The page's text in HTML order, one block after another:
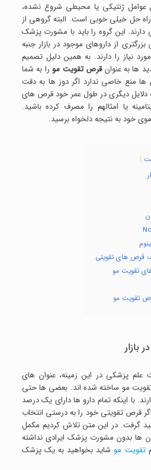
عوامل ژنتیکی یا محیطی شروع نشده،
حل خیلی خوبی است. البته گروهی از
دارند. این گروه را باید با مشورت پزشک
از داروهای موجود در بازار جنبه
نیاز را دارند. به همین دلیل تصمیم
ها به عنوانقرص تقویت مورا به شما
منع خاصی ندارد اگر دوز ها به دقت
دلایل دیگری در طول عمر خود قرص های
یا امثالهم را مصرف کرده باشید.
خود به نتیجه دلخواه برسید.
قرص های تقویتی
تقویت مو
تقویت مو
بازار
علم پزشکی در این زمینه، عنوان های
مو ساخته شده اند. بعضی ها حتی
با اینکه تمام دارو ها دارای یک درصد
قرص تقویتی خود را به درستی انتخاب
گرفت. در این متن تلاش کردیم مکمل
ها بدون مشورت پزشک ایرادی نداشته
تقویت موشاید بخواهید به یک پزشک